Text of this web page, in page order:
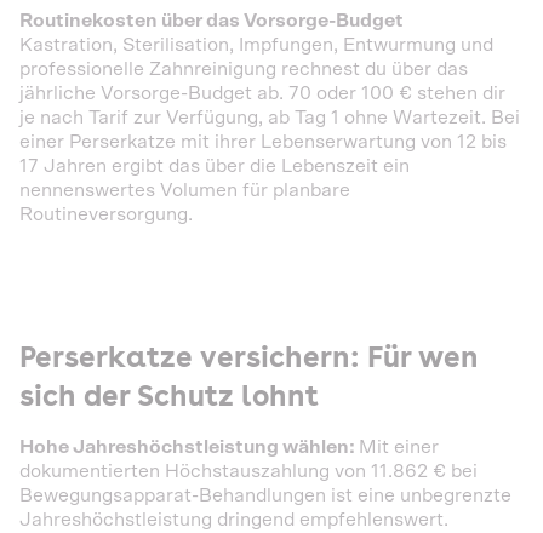
Routinekosten über das Vorsorge-Budget
Kastration, Sterilisation, Impfungen, Entwurmung und
professionelle Zahnreinigung rechnest du über das
jährliche Vorsorge-Budget ab. 70 oder 100 € stehen dir
je nach Tarif zur Verfügung, ab Tag 1 ohne Wartezeit. Bei
einer Perserkatze mit ihrer Lebenserwartung von 12 bis
17 Jahren ergibt das über die Lebenszeit ein
nennenswertes Volumen für planbare
Routineversorgung.
Perserkatze versichern: Für wen
sich der Schutz lohnt
Hohe Jahreshöchstleistung wählen: Mit einer
dokumentierten Höchstauszahlung von 11.862 € bei
Bewegungsapparat-Behandlungen ist eine unbegrenzte
Jahreshöchstleistung dringend empfehlenswert.